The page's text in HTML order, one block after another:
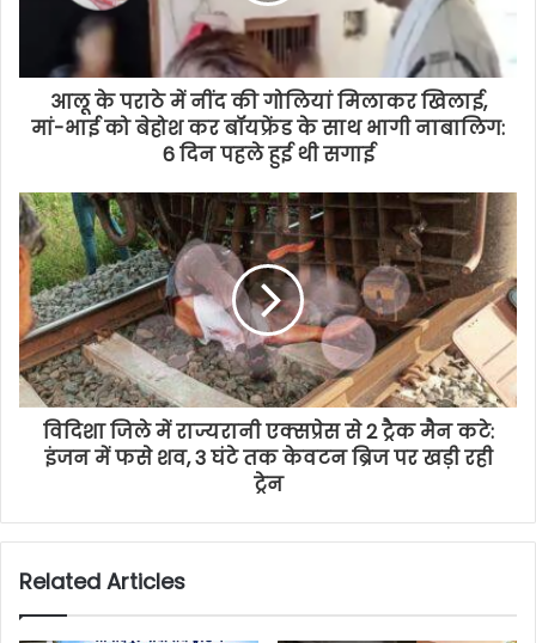
आलू के पराठे में नींद की गोलियां मिलाकर खिलाई,
मां-भाई को बेहोश कर बॉयफ्रेंड के साथ भागी नाबालिग:
6 दिन पहले हुई थी सगाई
विदिशा जिले में राज्यरानी एक्सप्रेस से 2 ट्रैक मैन कटे:
इंजन में फसे शव, 3 घंटे तक केवटन ब्रिज पर खड़ी रही
ट्रेन
Related Articles